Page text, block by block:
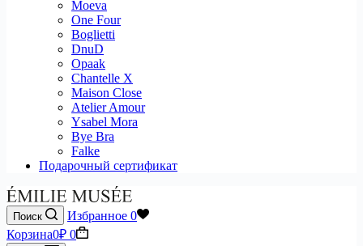
Moeva
One Four
Boglietti
DnuD
Opaak
Chantelle X
Maison Close
Atelier Amour
Ysabel Mora
Bye Bra
Falke
Подарочный сертификат
Поиск Избранное 0
Корзина0₽ 0